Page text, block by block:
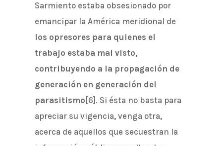
Sarmiento estaba obsesionado por
emancipar la América meridional de
los opresores para quienes el
trabajo estaba mal visto,
contribuyendo a la propagación de
generación en generación del
parasitismo [6]. Si ésta no basta para
apreciar su vigencia, venga otra,
acerca de aquellos que secuestran la